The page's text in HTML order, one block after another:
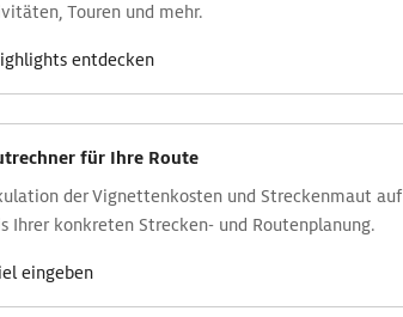
Touren und mehr.
entdecken
für Ihre Route
der Vignettenkosten und Streckenmaut auf
Ihrer konkreten Strecken- und Routenplanung.
eingeben